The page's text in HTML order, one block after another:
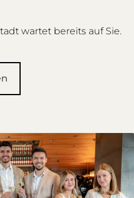
wartet bereits auf Sie.